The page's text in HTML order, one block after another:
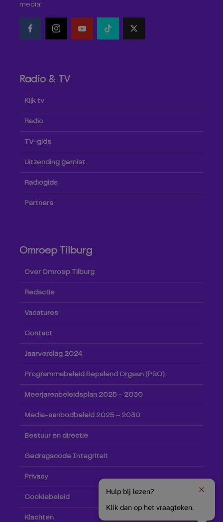
media!
Radio & TV
Kijk tv
Radio
TV-gids
Uitzending gemist
Radiogids
Partners
Omroep Tilburg
Over Omroep Tilburg
Redactie
Vacatures
Contact
Jaarverslag 2024
Programmabeleid Bepalend Orgaan (PBO)
Meerjarenbeleidsplan 2025 – 2030
Media-aanbodbeleid 2025 – 2030
Bestuur en directie
Gedragscode Integriteit
Privacy
Cookiebeleid
Klachten
Hulp bij lezen?
Klik dan op het vraagteken.